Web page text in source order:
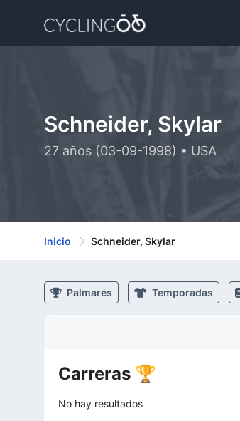
Schneider, Skylar
27 años (03-09-1998) • USA
Inicio Schneider, Skylar
Palmarés Temporadas
Carreras 🏆
No hay resultados